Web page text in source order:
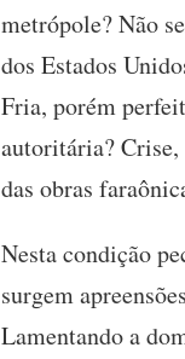
metrópole? Não
dos Estados
Fria, porém
autoritária? Crise,
das obras
Nesta condição
surgem
Lamentando a